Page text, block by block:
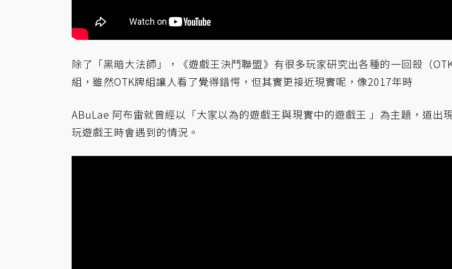
除了「黑暗大法師」，《遊戲王決鬥聯盟》有很多玩家研究出各種的一回殺（
組，雖然OTK牌組讓人看了覺得錯愕，但其實更接近現實呢，像2017年時
ABuLae 阿布雷就曾經以「大家以為的遊戲王與現實中的遊戲王 」為主題，道出
玩遊戲王時會遇到的情況。